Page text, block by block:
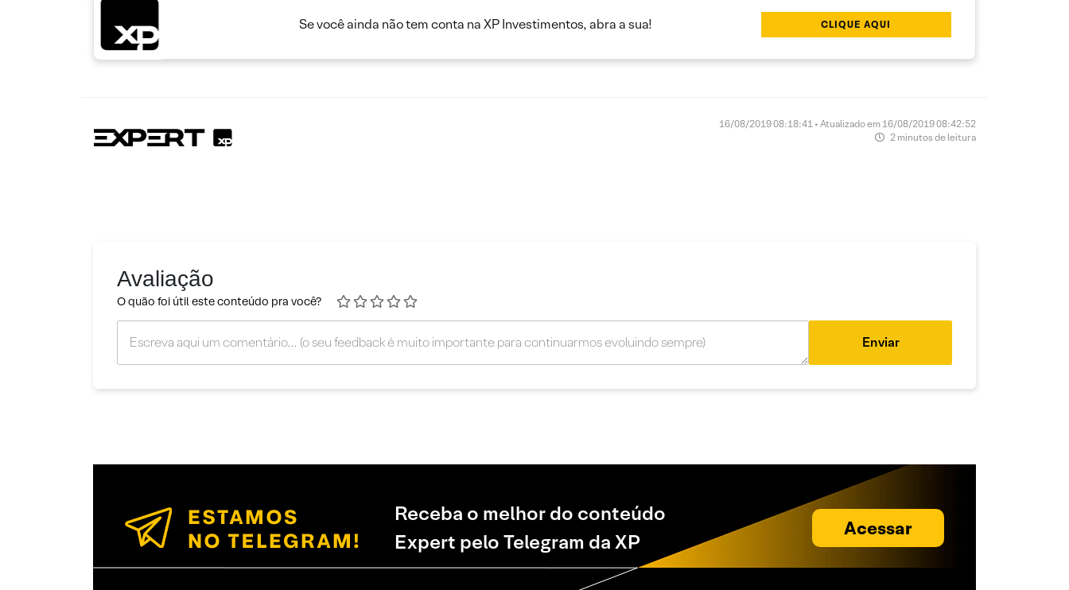
Se você ainda não tem conta na XP Investimentos, abra a sua! CLIQUE AQUI
16/08/2019 08:18:41 • Atualizado em 16/08/2019 08:42:52
2 minutos de leitura
Avaliação
O quão foi útil este conteúdo pra você?
Enviar
Receba o melhor do conteúdo
Expert pelo Telegram da XP
Acessar